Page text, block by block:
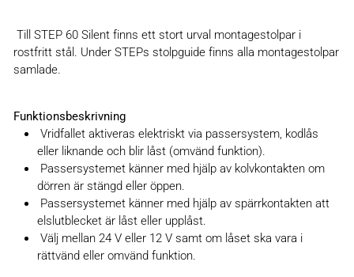
Till STEP 60 Silent finns ett stort urval montagestolpar i
rostfritt stål. Under STEPs stolpguide finns alla montagestolpar
samlade.
Funktionsbeskrivning
Vridfallet aktiveras elektriskt via passersystem, kodlås
eller liknande och blir låst (omvänd funktion).
Passersystemet känner med hjälp av kolvkontakten om
dörren är stängd eller öppen.
Passersystemet känner med hjälp av spärrkontakten att
elslutblecket är låst eller upplåst.
Välj mellan 24 V eller 12 V samt om låset ska vara i
rättvänd eller omvänd funktion.